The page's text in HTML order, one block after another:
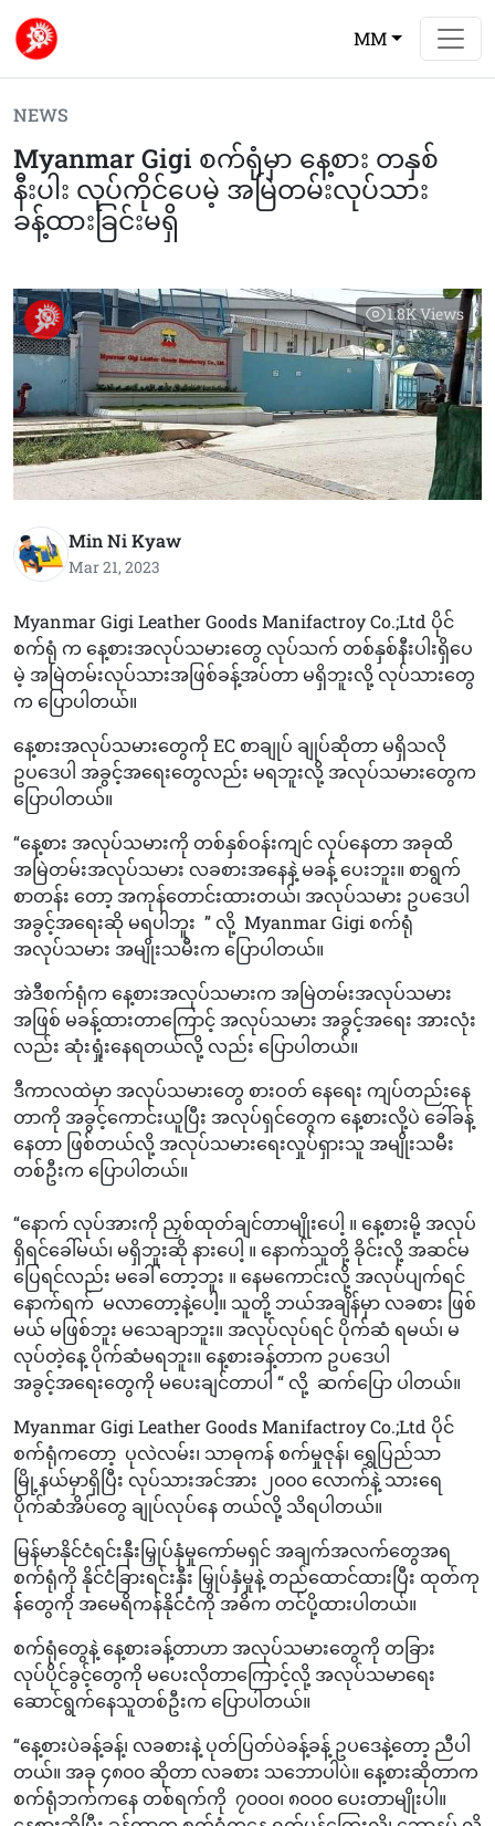
MM
NEWS
Myanmar Gigi စက်ရုံမှာ နေ့စား တနှစ်
နီးပါး လုပ်ကိုင်ပေမဲ့ အမြဲတမ်းလုပ်သား
ခန့်ထားခြင်းမရှိ
1.8KViews
Min Ni Kyaw
Mar 21, 2023
Myanmar Gigi Leather Goods Manifactroy Co.;Ltd ပိုင်
စက်ရုံ က နေ့စားအလုပ်သမားတွေ လုပ်သက် တစ်နှစ်နီးပါးရှိပေ
မဲ့ အမြဲတမ်းလုပ်သားအဖြစ်ခန့်အပ်တာ မရှိဘူးလို့ လုပ်သားတွေ
က ပြောပါတယ်။
နေ့စားအလုပ်သမားတွေကို EC စာချုပ် ချုပ်ဆိုတာ မရှိသလို
ဥပဒေပါ အခွင့်အရေးတွေလည်း မရဘူးလို့ အလုပ်သမားတွေက
ပြောပါတယ်။
“နေ့စား အလုပ်သမားကို တစ်နှစ်ဝန်းကျင် လုပ်နေတာ အခုထိ
အမြဲတမ်းအလုပ်သမား လခစားအနေနဲ့ မခန့် ပေးဘူး။ စာရွက်
စာတန်း တော့ အကုန်တောင်းထားတယ်၊ အလုပ်သမား ဥပဒေပါ
အခွင့်အရေးဆို မရပါဘူး ” လို့ Myanmar Gigi စက်ရုံ
အလုပ်သမား အမျိုးသမီးက ပြောပါတယ်။
အဲဒီစက်ရုံက နေ့စားအလုပ်သမားက အမြဲတမ်းအလုပ်သမား
အဖြစ် မခန့်ထားတာကြောင့် အလုပ်သမား အခွင့်အရေး အားလုံး
လည်း ဆုံးရှုံးနေရတယ်လို့ လည်း ပြောပါတယ်။
ဒီကာလထဲမှာ အလုပ်သမားတွေ စားဝတ် နေရေး ကျပ်တည်းနေ
တာကို အခွင့်ကောင်းယူပြီး အလုပ်ရှင်တွေက နေ့စားလို့ပဲ ခေါ်ခန့်
နေတာ ဖြစ်တယ်လို့ အလုပ်သမားရေးလှုပ်ရှားသူ အမျိုးသမီး
တစ်ဦးက ပြောပါတယ်။
“နောက် လုပ်အားကို ညှစ်ထုတ်ချင်တာမျိုးပေါ့ ။ နေ့စားမို့ အလုပ်
ရှိရင်ခေါ်မယ်၊ မရှိဘူးဆို နားပေါ့ ။ နောက်သူတို့ ခိုင်းလို့ အဆင်မ
ပြေရင်လည်း မခေါ် တော့ဘူး ။ နေမကောင်းလို့ အလုပ်ပျက်ရင်
နောက်ရက် မလာတော့နဲ့ပေါ့။ သူတို့ ဘယ်အချိန်မှာ လခစား ဖြစ်
မယ် မဖြစ်ဘူး မသေချာဘူး။ အလုပ်လုပ်ရင် ပိုက်ဆံ ရမယ်၊ မ
လုပ်တဲ့နေ့ ပိုက်ဆံမရဘူး။ နေ့စားခန့်တာက ဥပဒေပါ
အခွင့်အရေးတွေကို မပေးချင်တာပါ “ လို့ ဆက်ပြော ပါတယ်။
Myanmar Gigi Leather Goods Manifactroy Co.;Ltd ပိုင်
စက်ရုံကတော့ ပုလဲလမ်း၊ သာဓုကန် စက်မှုဇုန်၊ ရွှေပြည်သာ
မြို့နယ်မှာရှိပြီး လုပ်သားအင်အား ၂၀၀၀ လောက်နဲ့ သားရေ
ပိုက်ဆံအိပ်တွေ ချုပ်လုပ်နေ တယ်လို့ သိရပါတယ်။
မြန်မာနိုင်ငံရင်းနှီးမြှုပ်နှံမှုကော်မရှင် အချက်အလက်တွေအရ
စက်ရုံကို နိုင်ငံခြားရင်းနှီး မြှုပ်နှံမှုနဲ့ တည်ထောင်ထားပြီး ထုတ်ကု
န််တွေကို အမေရိကန်နိုင်ငံကို အဓိက တင်ပို့ထားပါတယ်။
စက်ရုံတွေနဲ့ နေ့စားခန့်တာဟာ အလုပ်သမားတွေကို တခြား
လုပ်ပိုင်ခွင့်တွေကို မပေးလိုတာကြောင့်လို့ အလုပ်သမာရေး
ဆောင်ရွက်နေသူတစ်ဦးက ပြောပါတယ်။
“နေ့စားပဲခန့်ခန့်၊ လခစားနဲ့ ပုတ်ပြတ်ပဲခန့်ခန့် ဥပဒေနဲ့တော့ ညီပါ
တယ်။ အခု ၄၈၀၀ ဆိုတာ လခစား သဘောပါပဲ။ နေ့စားဆိုတာက
စက်ရုံဘက်ကနေ တစ်ရက်ကို ၇၀၀၀၊ ၈၀၀၀ ပေးတာမျိုးပါ။